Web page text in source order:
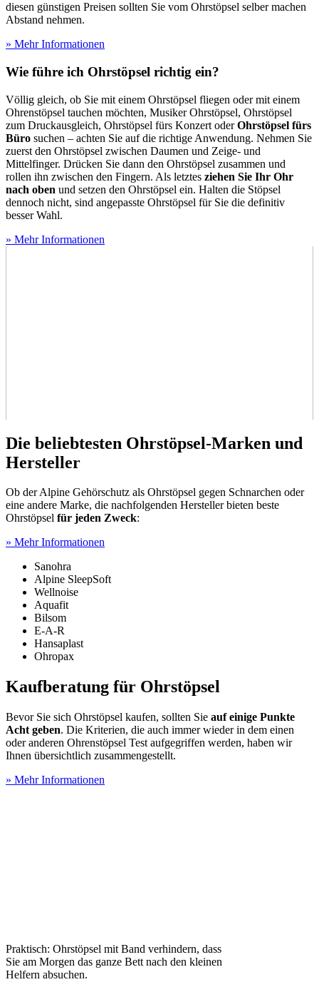
diesen günstigen Preisen sollten Sie vom Ohrstöpsel selber machen
Abstand nehmen.
» Mehr Informationen
Wie führe ich Ohrstöpsel richtig ein?
Völlig gleich, ob Sie mit einem Ohrstöpsel fliegen oder mit einem
Ohrenstöpsel tauchen möchten, Musiker Ohrstöpsel, Ohrstöpsel
zum Druckausgleich, Ohrstöpsel fürs Konzert oderOhrstöpsel fürs
Büro suchen – achten Sie auf die richtige Anwendung. Nehmen Sie
zuerst den Ohrstöpsel zwischen Daumen und Zeige- und
Mittelfinger. Drücken Sie dann den Ohrstöpsel zusammen und
rollen ihn zwischen den Fingern. Als letztes ziehen Sie Ihr Ohr
nach oben und setzen den Ohrstöpsel ein. Halten die Stöpsel
dennoch nicht, sind angepasste Ohrstöpsel für Sie die definitiv
besser Wahl.
» Mehr Informationen
Die beliebtesten Ohrstöpsel-Marken und
Hersteller
Ob der Alpine Gehörschutz als Ohrstöpsel gegen Schnarchen oder
eine andere Marke, die nachfolgenden Hersteller bieten beste
Ohrstöpsel für jeden Zweck:
» Mehr Informationen
Sanohra
Alpine SleepSoft
Wellnoise
Aquafit
Bilsom
E-A-R
Hansaplast
Ohropax
Kaufberatung für Ohrstöpsel
Bevor Sie sich Ohrstöpsel kaufen, sollten Sie auf einige Punkte
Acht geben. Die Kriterien, die auch immer wieder in dem einen
oder anderen Ohrenstöpsel Test aufgegriffen werden, haben wir
Ihnen übersichtlich zusammengestellt.
» Mehr Informationen
Praktisch: Ohrstöpsel mit Band verhindern, dass
Sie am Morgen das ganze Bett nach den kleinen
Helfern absuchen.